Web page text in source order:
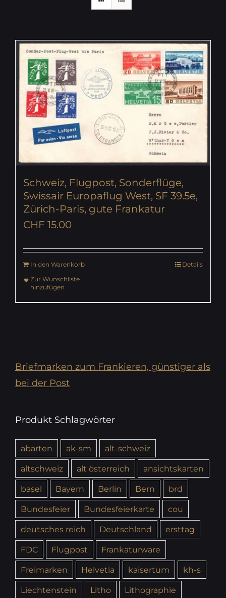
Schweiz, Flugpost, Sonderflüge,
Swissair Europaflug West, SF 39.5e,
Zürich-Paris, gute Frankatur
CHF 15.00
In den Warenkorb
Details
Zur Wunschliste
hinzufügen
Briefmarken zum Frankieren, günstiger als
bei der Post
Produkt Schlagwörter
abarten ak-sm
alt-schweiz
altschweiz
alt österreich
ansichtskarten
basel
Bayern Berlin Bern
brd
Bundesfeier
Bundesfeierkarte
cou
deutsches reich
Deutschland
ersttag
FDC
Flugpost
Frankaturware
Freimarken
Helvetia kaisertum
kh-s
Liechtenstein
Litho
Lithographie